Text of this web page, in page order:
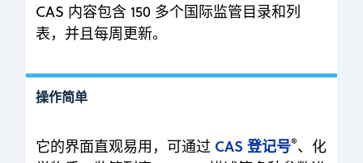
CAS 内容包含 150 多个国际监管目录和列
表，并且每周更新。
操作简单
它的界面直观易用，可通过 CAS 登记号®、化